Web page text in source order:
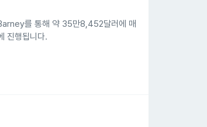
를 통해 약 35만8,452달러에 매
진행됩니다.